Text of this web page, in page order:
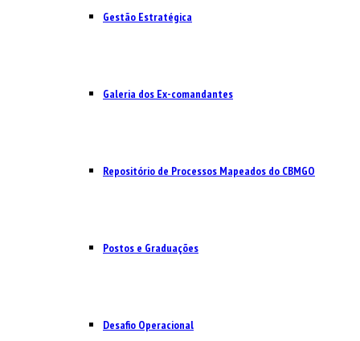
Gestão Estratégica
Galeria dos Ex-comandantes
Repositório de Processos Mapeados do CBMGO
Postos e Graduações
Desafio Operacional